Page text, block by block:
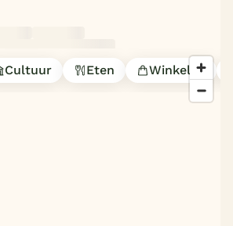
Cultuur Eten Winkelen